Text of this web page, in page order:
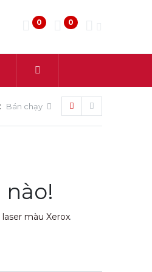
0 0
Bán chạy
màu Xerox.